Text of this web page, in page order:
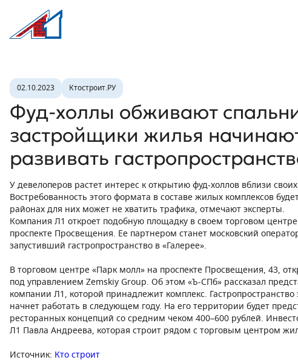
Л1 Строительная компания №1
Новость
02.10.2023 Ктостроит.РУ
Фуд-холлы обживают
застройщики жилья
развивать
У девелоперов растет интерес к открытию фуд-холлов вблизи
Востребованность этого формата в составе жилых комплексов
районах для них может не хватить трафика, отмечают эксперты.
Компания Л1 откроет подобную площадку в своем торговом
проспекте Просвещения. Ее партнером станет московский
запустивший гастропространство в «Галерее».
В торговом центре «Парк молл» на проспекте Просвещения, 43,
под управлением Zemskiy Group. Об этом «Ъ-СПб» рассказал
компании Л1, которой принадлежит комплекс.
начнет работать в следующем году. На его территории будет
ресторанных концепций со средним чеком 400–600 рублей.
Л1 Павла Андреева, которая строит рядом с торговым центром
Источник: Кто строит